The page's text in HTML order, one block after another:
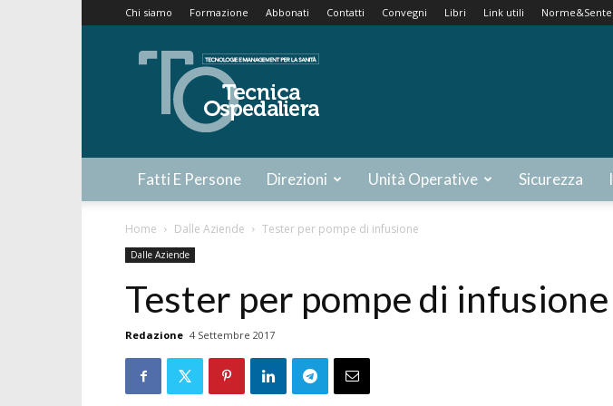
Chi siamo Formazione Abbonati Contatti Convegni Libri Link utili
Tecnica
Ospedaliera
Fatti E Persone Direzioni Unità Operative Sicurezza
Home Dalle Aziende Tester per pompe di infusione
Dalle Aziende
Tester per pompe di infusione
Redazione 4 Settembre 2017